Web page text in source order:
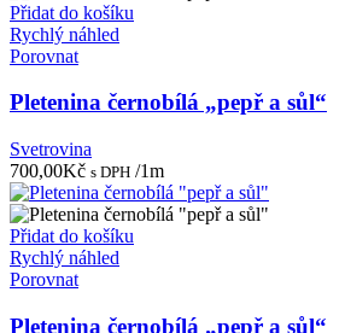
Přidat do košíku
Rychlý náhled
Porovnat
Pletenina černobílá „pepř a sůl“
Svetrovina
700,00Kč s DPH /1m
Přidat do košíku
Rychlý náhled
Porovnat
Pletenina černobílá „pepř a sůl“